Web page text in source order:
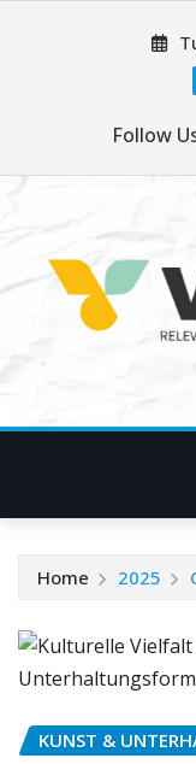
Follow
Home 2025
KUNST &